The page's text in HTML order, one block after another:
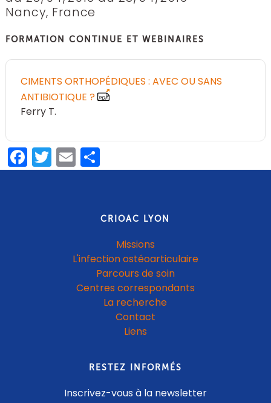
Nancy, France
FORMATION CONTINUE ET WEBINAIRES
CIMENTS ORTHOPÉDIQUES : AVEC OU SANS
ANTIBIOTIQUE ?
Ferry T
Facebook
Twitter
EmailShare
CRIOAC LYON
Missions
L'infection ostéoarticulaire
Parcours de soin
Centres correspondants
La recherche
Contact
Liens
RESTEZ INFORMÉS
Inscrivez-vous à la newsletter